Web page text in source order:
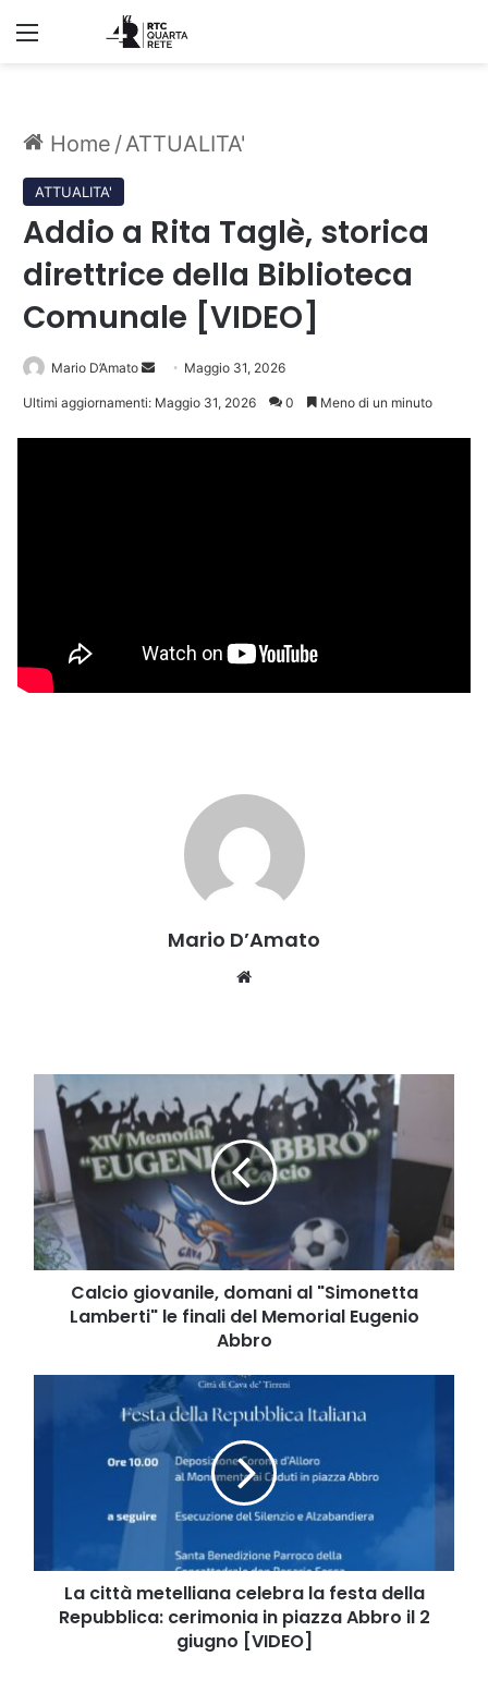
Menu
Home /ATTUALITA'
ATTUALITA'
Addio a Rita Taglè, storica
direttrice della Biblioteca
Comunale [VIDEO]
Mario D’Amato
Invia Maggio 31, 2026
Ultimi aggiornamenti: Maggio 31, 2026 0 Meno di un minuto
Mario D’Amato
Calcio
giovanile,
domani
al
"Simonetta
Lamberti"
le
finali
del
Memorial
Eugenio
Calcio giovanile, domani al "Simonetta
Lamberti" le finali del Memorial Eugenio
Abbro
metelliana
celebra
Repubblica:
cerimonia
piazza
Abbro
La città metelliana celebra la festa della
Repubblica: cerimonia in piazza Abbro il 2
giugno [VIDEO]